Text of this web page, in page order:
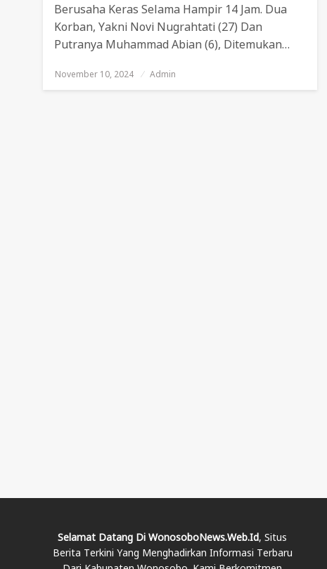
Berusaha Keras Selama Hampir 14 Jam. Dua
Korban, Yakni Novi Nugrahtati (27) Dan
Putranya Muhammad Abian (6), Ditemukan…
Posted
November 10, 2024 Admin
Selamat Datang Di WonosoboNews.web.id, Situs
Berita Terkini Yang Menghadirkan Informasi Terbaru